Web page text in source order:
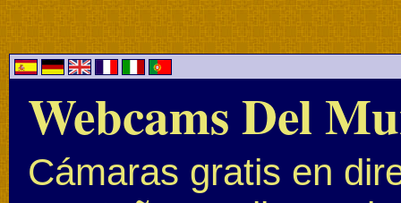
Webcams Del
Cámaras gratis en